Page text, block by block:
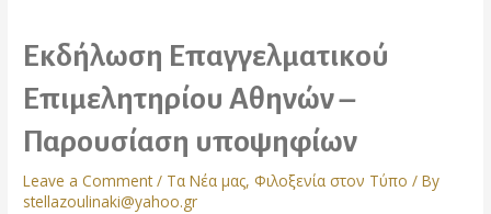
συμμετέχουν
στις
εκλογές
του
Επαγγελματικού
Επιμελητηρίου.
Εκδήλωση Επαγγελματικού
Επιμελητηρίου Αθηνών –
Παρουσίαση υποψηφίων
Leave a Comment / Τα Νέα μας,Φιλοξενία στον Τύπο / By
stellazoulinaki@yahoo.gr